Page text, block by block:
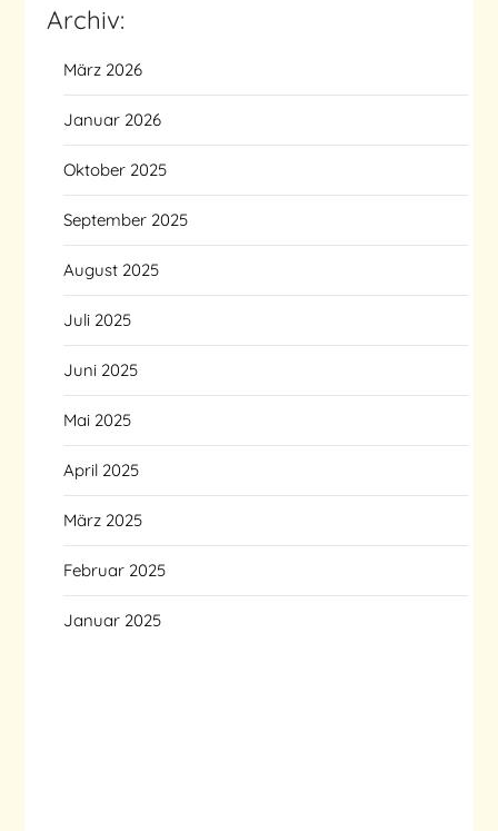
Archiv:
März 2026
Januar 2026
Oktober 2025
September 2025
August 2025
Juli 2025
Juni 2025
Mai 2025
April 2025
März 2025
Februar 2025
Januar 2025